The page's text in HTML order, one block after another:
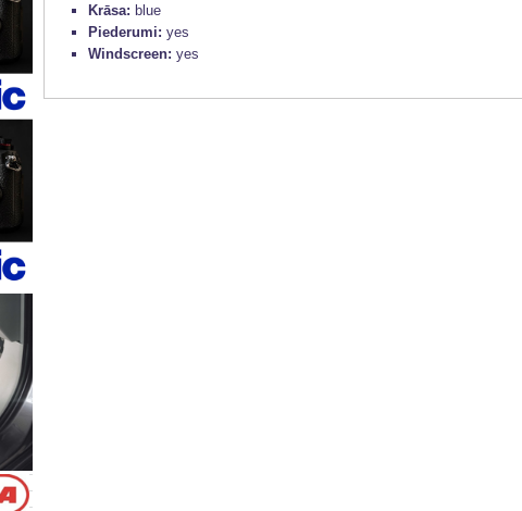
Krāsa: blue
Piederumi: yes
Windscreen: yes